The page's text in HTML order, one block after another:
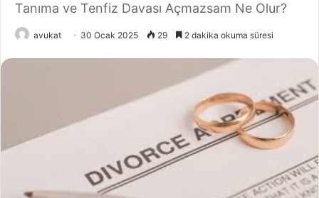
Tanıma ve Tenfiz Davası Açmazsam Ne Olur?
avukat 30 Ocak 2025 29 2 dakika okuma süresi